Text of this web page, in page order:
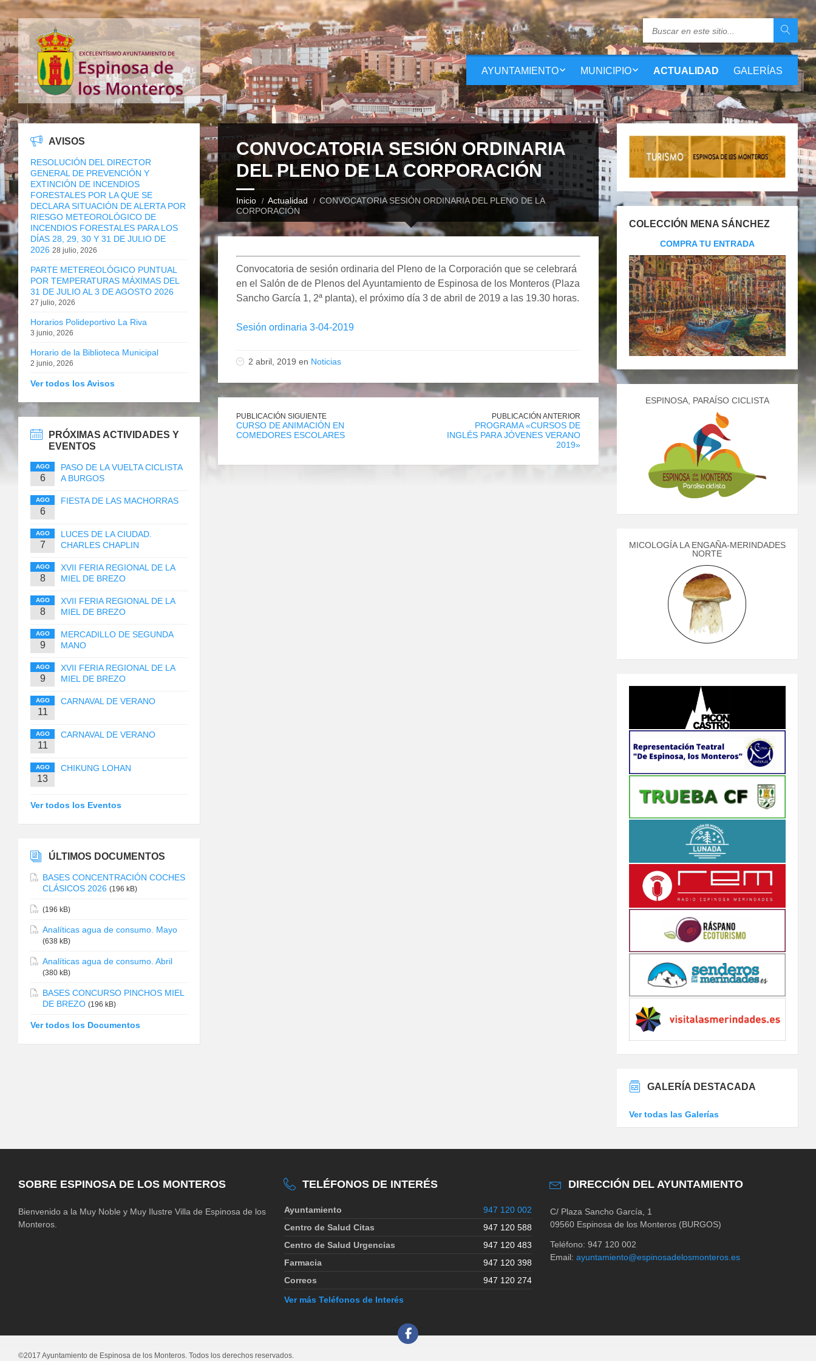
AYUNTAMIENTO MUNICIPIO ACTUALIDAD GALERÍAS
CONVOCATORIA SESIÓN ORDINARIA
DEL PLENO DE LA CORPORACIÓN
Inicio Actualidad
CONVOCATORIA SESIÓN ORDINARIA DEL PLENO DE LA
CORPORACIÓN
Convocatoria de sesión ordinaria del Pleno de la Corporación que se celebrará
en el Salón de de Plenos del Ayuntamiento de Espinosa de los Monteros (Plaza
Sancho García 1, 2ª planta), el próximo día 3 de abril de 2019 a las 19.30 horas.
Sesión ordinaria 3-04-2019
2 abril, 2019 en Noticias
PUBLICACIÓN SIGUIENTE
CURSO DE ANIMACIÓN EN
COMEDORES ESCOLARES
PUBLICACIÓN ANTERIOR
PROGRAMA «CURSOS DE
INGLÉS PARA JÓVENES VERANO
2019»
AVISOS
RESOLUCIÓN DEL DIRECTOR
GENERAL DE PREVENCIÓN Y
EXTINCIÓN DE INCENDIOS
FORESTALES POR LA QUE SE
DECLARA SITUACIÓN DE ALERTA POR
RIESGO METEOROLÓGICO DE
INCENDIOS FORESTALES PARA LOS
DÍAS 28, 29, 30 Y 31 DE JULIO DE
2026 28 julio, 2026
PARTE METEREOLÓGICO PUNTUAL
POR TEMPERATURAS MÁXIMAS DEL
31 DE JULIO AL 3 DE AGOSTO 2026
27 julio, 2026
Horarios Polideportivo La Riva
3 junio, 2026
Horario de la Biblioteca Municipal
2 junio, 2026
Ver todos los Avisos
PRÓXIMAS ACTIVIDADES Y
EVENTOS
AGO
6
PASO DE LA VUELTA CICLISTA
A BURGOS
AGO
6
FIESTA DE LAS MACHORRAS
AGO
7
LUCES DE LA CIUDAD.
CHARLES CHAPLIN
AGO
8
XVII FERIA REGIONAL DE LA
MIEL DE BREZO
AGO
8
XVII FERIA REGIONAL DE LA
MIEL DE BREZO
AGO
9
MERCADILLO DE SEGUNDA
MANO
AGO
9
XVII FERIA REGIONAL DE LA
MIEL DE BREZO
AGO
11
CARNAVAL DE VERANO
AGO
11
CARNAVAL DE VERANO
AGO
13
CHIKUNG LOHAN
Ver todos los Eventos
ÚLTIMOS DOCUMENTOS
BASES CONCENTRACIÓN COCHES
CLÁSICOS 2026 (196 kB)
(196 kB)
Analíticas agua de consumo. Mayo
(638 kB)
Analíticas agua de consumo. Abril
(380 kB)
BASES CONCURSO PINCHOS MIEL
DE BREZO (196 kB)
Ver todos los Documentos
COLECCIÓN MENA SÁNCHEZ
COMPRA TU ENTRADA
ESPINOSA, PARAÍSO CICLISTA
MICOLOGÍA LA ENGAÑA-MERINDADES
NORTE
GALERÍA DESTACADA
Ver todas las Galerías
SOBRE ESPINOSA DE LOS MONTEROS
Bienvenido a la Muy Noble y Muy Ilustre Villa de Espinosa de los
Monteros.
TELÉFONOS DE INTERÉS
Ayuntamiento
947 120 002
Centro de Salud Citas
947 120 588
Centro de Salud Urgencias
947 120 483
Farmacia
947 120 398
Correos
947 120 274
Ver más Teléfonos de Interés
DIRECCIÓN DEL AYUNTAMIENTO
C/ Plaza Sancho García, 1
09560 Espinosa de los Monteros (BURGOS)
Teléfono: 947 120 002
Email: ayuntamiento@espinosadelosmonteros.es
©2017 Ayuntamiento de Espinosa de los Monteros. Todos los derechos reservados.